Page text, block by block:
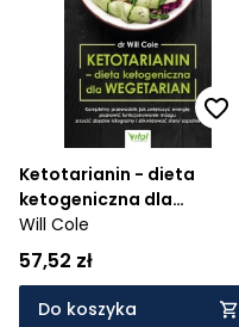
Ketotarianin - dieta
ketogeniczna dla
wegetarian
Will Cole
57,52 zł
Do koszyka